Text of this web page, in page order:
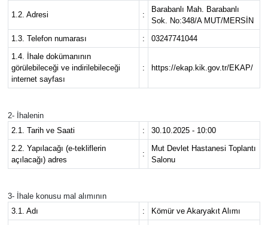
1.2. Adresi :
Barabanlı Mah. Barabanlı
Sok. No:348/A MUT/MERSİN
1.3. Telefon numarası
:
03247741044
1.4. İhale dokümanının
görülebileceği ve indirilebileceği
internet sayfası
: https://ekap.kik.gov.tr/EKAP/
2- İhalenin
2.1. Tarih ve Saati
:
30.10.2025 - 10:00
2.2. Yapılacağı (e-tekliflerin
açılacağı) adres
:
Mut Devlet Hastanesi Toplantı
Salonu
3- İhale konusu mal alımının
3.1. Adı
: Kömür ve Akaryakıt Alımı